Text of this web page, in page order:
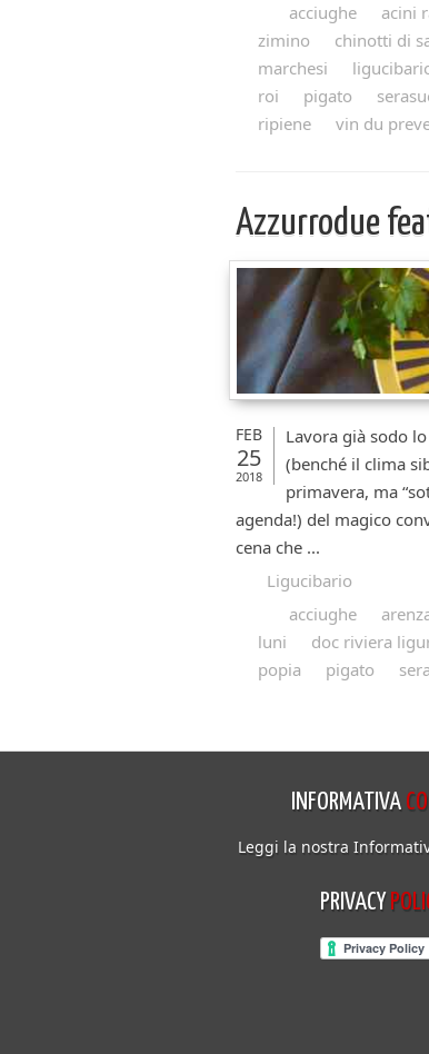
acciughe
acini
zimino
chinotti di
marchesi
roi
pigato
ripiene
vin du
Azzurrodue
FEB
25
2018
Lavora già sodo
(benché il clima
primavera, ma
agenda!) del magico
cena che ...
Ligucibario
acciughe
luni
doc riviera
popia
pigato
INFORMATIVA
Leggi la nostra
PRIVACY